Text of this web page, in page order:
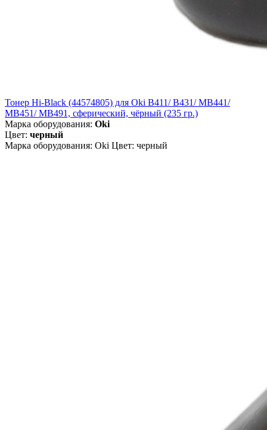
Тонер Hi-Black (44574805) для Oki B411/ B431/ MB441/
MB451/ MB491, сферический, чёрный (235 гр.)
Марка оборудования: Oki
Цвет: черный
Марка оборудования: Oki Цвет: черный